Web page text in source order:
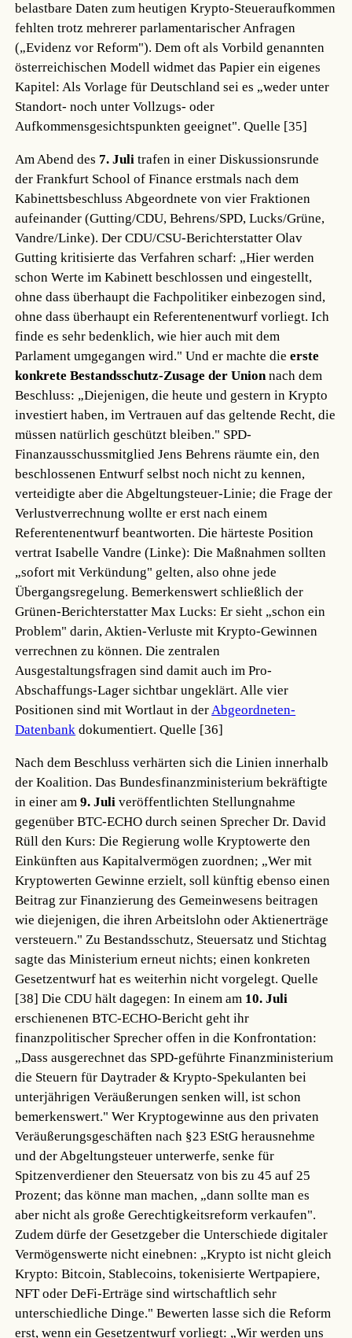
belastbare Daten zum heutigen Krypto-Steueraufkommen
fehlten trotz mehrerer parlamentarischer Anfragen
(„Evidenz vor Reform"). Dem oft als Vorbild genannten
österreichischen Modell widmet das Papier ein eigenes
Kapitel: Als Vorlage für Deutschland sei es „weder unter
Standort- noch unter Vollzugs- oder
Aufkommensgesichtspunkten geeignet".Quelle [35]
Am Abend des 7. Juli trafen in einer Diskussionsrunde
der Frankfurt School of Finance erstmals nach dem
Kabinettsbeschluss Abgeordnete von vier Fraktionen
aufeinander (Gutting/CDU, Behrens/SPD, Lucks/Grüne,
Vandre/Linke). Der CDU/CSU-Berichterstatter Olav
Gutting kritisierte das Verfahren scharf: „Hier werden
schon Werte im Kabinett beschlossen und eingestellt,
ohne dass überhaupt die Fachpolitiker einbezogen sind,
ohne dass überhaupt ein Referentenentwurf vorliegt. Ich
finde es sehr bedenklich, wie hier auch mit dem
Parlament umgegangen wird." Und er machte dieerste
konkrete Bestandsschutz-Zusage der Unionnach dem
Beschluss: „Diejenigen, die heute und gestern in Krypto
investiert haben, im Vertrauen auf das geltende Recht, die
müssen natürlich geschützt bleiben." SPD-
Finanzausschussmitglied Jens Behrens räumte ein, den
beschlossenen Entwurf selbst noch nicht zu kennen,
verteidigte aber die Abgeltungsteuer-Linie; die Frage der
Verlustverrechnung wollte er erst nach einem
Referentenentwurf beantworten. Die härteste Position
vertrat Isabelle Vandre (Linke): Die Maßnahmen sollten
„sofort mit Verkündung" gelten, also ohne jede
Übergangsregelung. Bemerkenswert schließlich der
Grünen-Berichterstatter Max Lucks: Er sieht „schon ein
Problem" darin, Aktien-Verluste mit Krypto-Gewinnen
verrechnen zu können. Die zentralen
Ausgestaltungsfragen sind damit auch im Pro-
Abschaffungs-Lager sichtbar ungeklärt. Alle vier
Positionen sind mit Wortlaut in derAbgeordneten-
Datenbank dokumentiert.Quelle [36]
Nach dem Beschluss verhärten sich die Linien innerhalb
der Koalition. Das Bundesfinanzministerium bekräftigte
in einer am9. Juli veröffentlichten Stellungnahme
gegenüber BTC-ECHO durch seinen Sprecher Dr. David
Rüll den Kurs: Die Regierung wolle Kryptowerte den
Einkünften aus Kapitalvermögen zuordnen; „Wer mit
Kryptowerten Gewinne erzielt, soll künftig ebenso einen
Beitrag zur Finanzierung des Gemeinwesens beitragen
wie diejenigen, die ihren Arbeitslohn oder Aktienerträge
versteuern." Zu Bestandsschutz, Steuersatz und Stichtag
sagte das Ministerium erneut nichts; einen konkreten
Gesetzentwurf hat es weiterhin nicht vorgelegt.Quelle
[38] Die CDU hält dagegen: In einem am 10. Juli
erschienenen BTC-ECHO-Bericht geht ihr
finanzpolitischer Sprecher offen in die Konfrontation:
„Dass ausgerechnet das SPD-geführte Finanzministerium
die Steuern für Daytrader & Krypto-Spekulanten bei
unterjährigen Veräußerungen senken will, ist schon
bemerkenswert." Wer Kryptogewinne aus den privaten
Veräußerungsgeschäften nach §23 EStG herausnehme
und der Abgeltungsteuer unterwerfe, senke für
Spitzenverdiener den Steuersatz von bis zu 45 auf 25
Prozent; das könne man machen, „dann sollte man es
aber nicht als große Gerechtigkeitsreform verkaufen".
Zudem dürfe der Gesetzgeber die Unterschiede digitaler
Vermögenswerte nicht einebnen: „Krypto ist nicht gleich
Krypto: Bitcoin, Stablecoins, tokenisierte Wertpapiere,
NFT oder DeFi-Erträge sind wirtschaftlich sehr
unterschiedliche Dinge." Bewerten lasse sich die Reform
erst, wenn ein Gesetzentwurf vorliegt: „Wir werden uns